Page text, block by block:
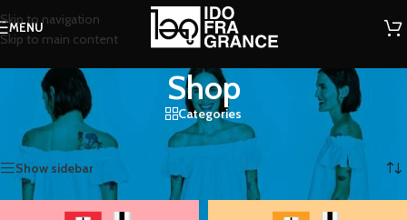
Skip to navigation
Skip to main content
MENU
Shop
Categories
หน้าหลัก/Shop Showing 1–12 of 176 results
Show sidebar